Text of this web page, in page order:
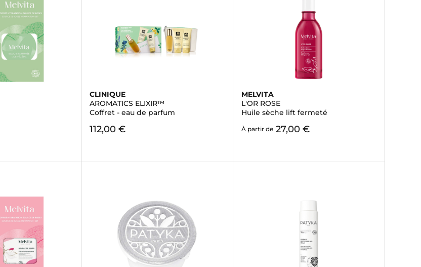
CLINIQUE
AROMATICS ELIXIR™
Coffret - eau de parfum
112,00 €
MELVITA
L'OR ROSE
Huile sèche lift fermeté
À partir de 27,00 €